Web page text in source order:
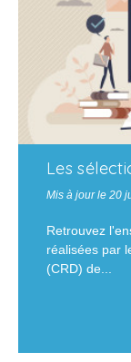
Les
Mis à jour le 20
Retrouvez
réalisées par
(CRD) de...